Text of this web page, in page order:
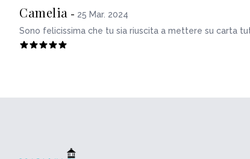
Camelia - 25 Mar. 2024
Sono felicissima che tu sia riuscita a mettere su carta